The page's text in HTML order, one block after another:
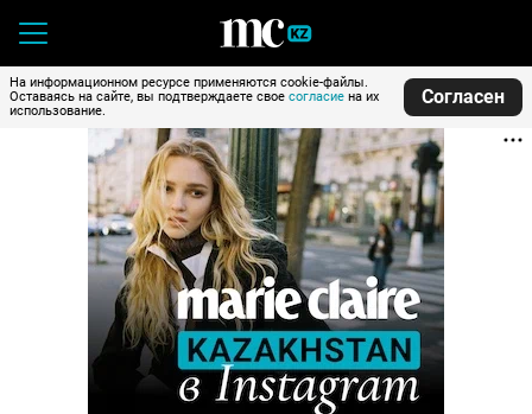
На информационном ресурсе применяются cookie-файлы.
Оставаясь на сайте, вы подтверждаете свое согласие на их
использование.
Согласен